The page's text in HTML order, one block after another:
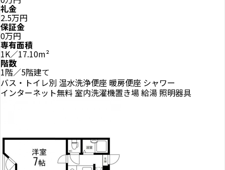
礼金
2.5万円
保証金
0万円
専有面積
1K／17.10m²
階数
1階／5階建て
バス・トイレ別 温水洗浄便座 暖房便座 シャワー
インターネット無料 室内洗濯機置き場 給湯 照明器具